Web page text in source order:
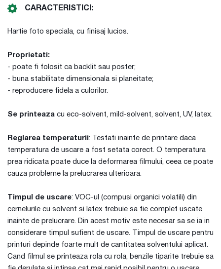
CARACTERISTICI:
Hartie foto speciala, cu finisaj lucios.
Proprietati:
- poate fi folosit ca backlit sau poster;
- buna stabilitate dimensionala si planeitate;
- reproducere fidela a culorilor.
Se printeaza cu eco-solvent, mild-solvent, solvent, UV, latex.
Reglarea temperaturii: Testati inainte de printare daca
temperatura de uscare a fost setata corect. O temperatura
prea ridicata poate duce la deformarea filmului, ceea ce poate
cauza probleme la prelucrarea ulterioara.
Timpul de uscare: VOC-ul (compusi organici volatili) din
cernelurile cu solvent si latex trebuie sa fie complet uscate
inainte de prelucrare. Din acest motiv este necesar sa se ia in
considerare timpul sufient de uscare. Timpul de uscare pentru
printuri depinde foarte mult de cantitatea solventului aplicat.
Cand filmul se printeaza rola cu rola, benzile tiparite trebuie sa